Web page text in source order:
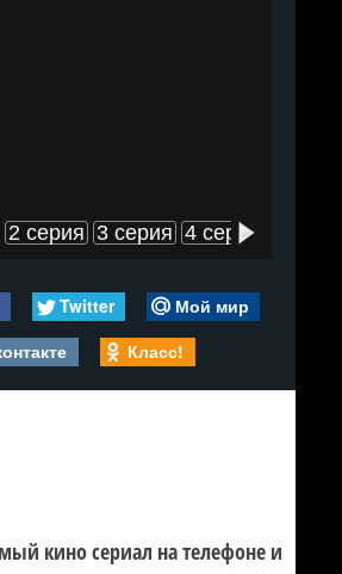
2 серия 3 серия 4 серия
Twitter
Мой мир
Класс!
кино сериал на телефоне и